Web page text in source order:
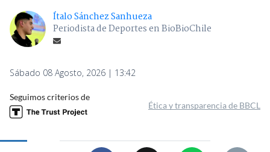
Ítalo Sánchez Sanhueza
Periodista de Deportes en BioBioChile
Sábado 08 Agosto, 2026 | 13:42
Seguimos criterios de
Ética y transparencia de BBCL